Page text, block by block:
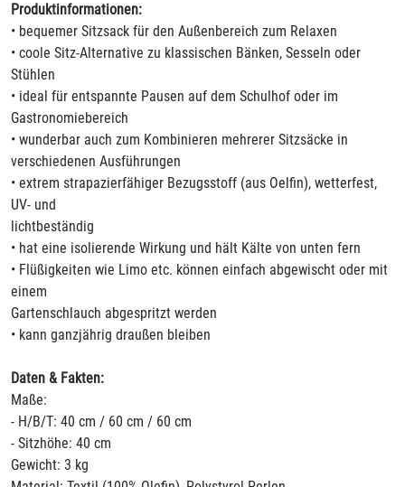
Produktinformationen:
• bequemer Sitzsack für den Außenbereich zum Relaxen
• coole Sitz-Alternative zu klassischen Bänken, Sesseln oder
Stühlen
• ideal für entspannte Pausen auf dem Schulhof oder im
Gastronomiebereich
• wunderbar auch zum Kombinieren mehrerer Sitzsäcke in
verschiedenen Ausführungen
• extrem strapazierfähiger Bezugsstoff (aus Oelfin), wetterfest,
UV- und
lichtbeständig
• hat eine isolierende Wirkung und hält Kälte von unten fern
• Flüßigkeiten wie Limo etc. können einfach abgewischt oder mit
einem
Gartenschlauch abgespritzt werden
• kann ganzjährig draußen bleiben
Daten & Fakten:
Maße:
- H/B/T: 40 cm / 60 cm / 60 cm
- Sitzhöhe: 40 cm
Gewicht: 3 kg